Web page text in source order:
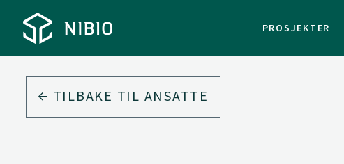
PROSJEKTER
TILBAKE TIL ANSATTE